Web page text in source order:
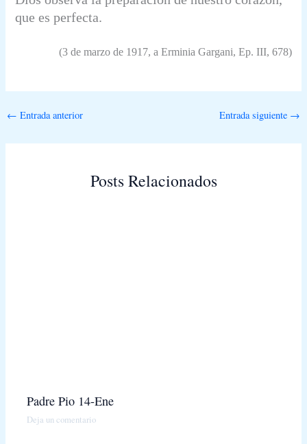
que es perfecta.
(3 de marzo de 1917, a Erminia Gargani, Ep. III, 678)
← Entrada anterior Entrada siguiente →
Posts Relacionados
Padre Pio 14-Ene
Deja un comentario